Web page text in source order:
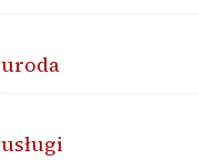
uroda
usługi